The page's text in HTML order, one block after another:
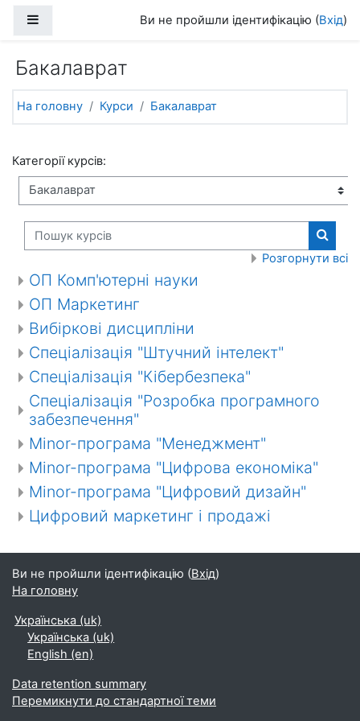
Ви не пройшли ідентифікацію (Вхід)
Бакалаврат
На головну Курси Бакалаврат
Категорії курсів:
Пошук курсів
Пошук
Розгорнути всі
ОП Комп'ютерні науки
ОП Маркетинг
Вибіркові дисципліни
Спеціалізація "Штучний інтелект"
Спеціалізація "Кібербезпека"
Спеціалізація "Розробка програмного
забезпечення"
Minor-програма "Менеджмент"
Minor-програма "Цифрова економіка"
Minor-програма "Цифровий дизайн"
Цифровий маркетинг і продажі
Ви не пройшли ідентифікацію (Вхід)
На головну
Українська ‎(uk)‎
Українська ‎(uk)‎
English ‎(en)‎
Data retention summary
Перемикнути до стандартної теми